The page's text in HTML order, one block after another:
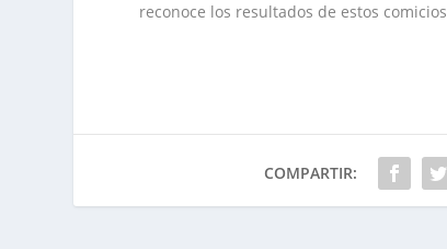
reconoce los resultados de estos
COMPARTIR: